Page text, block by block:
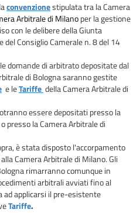
convenzionestipulata tra la Camera
Arbitrale di Milanoper la gestione
con le delibere della Giunta
Consiglio Camerale n. 8 del 14
domande di arbitrato depositate dal
di Bologna saranno gestite
e leTariffe della Camera Arbitrale di
essere depositati presso la
presso la Camera Arbitrale di
è stata disposto l'accorpamento
Camera Arbitrale di Milano. Gli
rimarranno comunque in
arbitrali avviati fino al
applicarsi il pre-esistente
Tariffe.